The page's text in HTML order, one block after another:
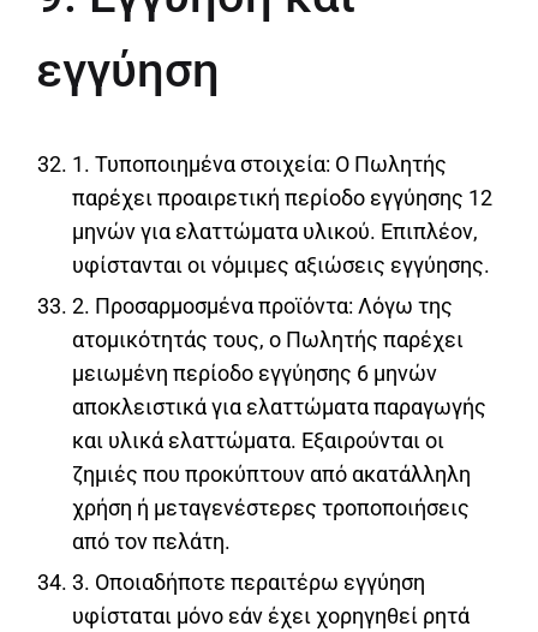
εγγύηση
1. Τυποποιημένα στοιχεία: Ο Πωλητής
παρέχει προαιρετική περίοδο εγγύησης 12
μηνών για ελαττώματα υλικού. Επιπλέον,
υφίστανται οι νόμιμες αξιώσεις εγγύησης.
2. Προσαρμοσμένα προϊόντα: Λόγω της
ατομικότητάς τους, ο Πωλητής παρέχει
μειωμένη περίοδο εγγύησης 6 μηνών
αποκλειστικά για ελαττώματα παραγωγής
και υλικά ελαττώματα. Εξαιρούνται οι
ζημιές που προκύπτουν από ακατάλληλη
χρήση ή μεταγενέστερες τροποποιήσεις
από τον πελάτη.
3. Οποιαδήποτε περαιτέρω εγγύηση
υφίσταται μόνο εάν έχει χορηγηθεί ρητά